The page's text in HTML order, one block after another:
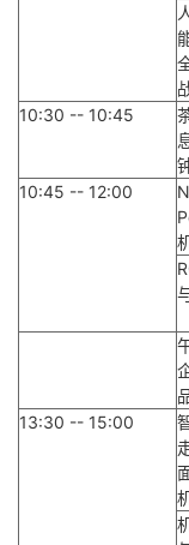
10:30 -- 10:45
10:45 -- 12:00
13:30 -- 15:00